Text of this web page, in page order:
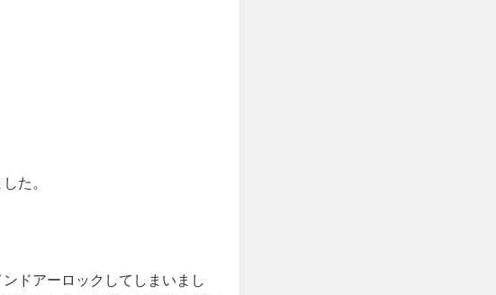
た。
ドアーロックしてしまいまし